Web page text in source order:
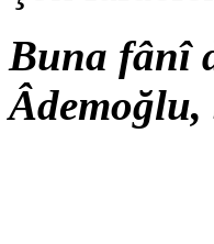
Buna fânî